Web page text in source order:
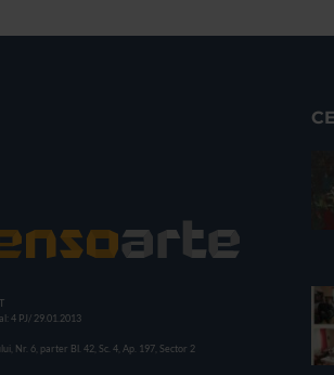
4 PJ/ 29.01.2013
Nr. 6, parter Bl. 42, Sc. 4, Ap. 197, Sector 2